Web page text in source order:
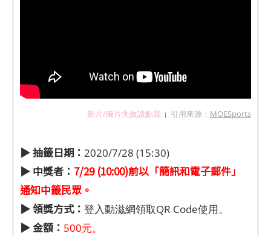
影片/圖片失效請點我 | 引用來源： MOESports
▶ 抽籤日期： 2020/7/28 (15:30)
▶ 中獎者： 7/29 (10:00)前以「簡訊和電子郵件」
通知中籤民眾。
▶ 領獎方式： 登入動滋網領取QR Code使用。
▶ 金額： 500元。